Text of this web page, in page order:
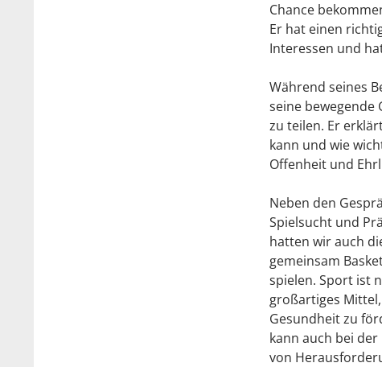
Chance
Er hat einen
Interessen und
Während seines
seine bewegende
zu teilen. Er
kann und wie
Offenheit und
Neben den
Spielsucht und
hatten wir auch
gemeinsam
spielen. Sport ist
großartiges
Gesundheit zu
kann auch bei
von